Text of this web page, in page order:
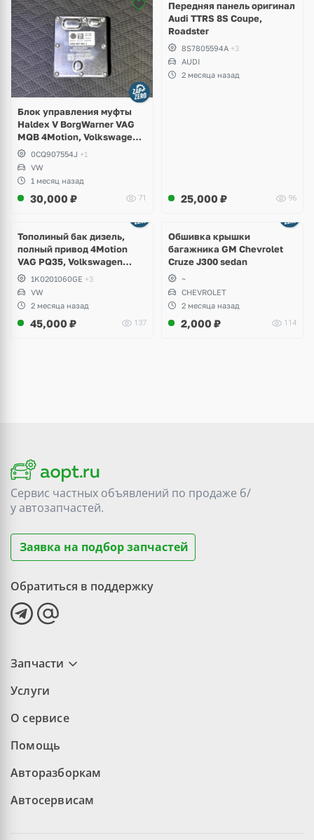
Блок управления муфты
Haldex V BorgWarner VAG
MQB 4Motion, Volkswagen
Tiguan
0CQ907554J +1
VW
1 месяц назад
30,000 ₽ 71
Передняя панель оригинал
Audi TTRS 8S Coupe,
Roadster
8S7805594A +3
AUDI
2 месяца назад
25,000 ₽ 96
Тополиный бак дизель,
полный привод 4Motion
VAG PQ35, Volkswagen
Scirocco, Golf V, VI, Skoda
Yeti, Octavia A5, Superb,
Audi A3, Seat Altea
1K0201060GE +3
VW
2 месяца назад
45,000 ₽ 137
Обшивка крышки
багажника GM Chevrolet
Cruze J300 sedan
~
CHEVROLET
2 месяца назад
2,000 ₽ 114
Сервис частных объявлений по продаже б/
уавтозапчастей.
Заявка на подбор запчастей
Обратиться в поддержку
Запчасти
Услуги
О сервисе
Помощь
Авторазборкам
Автосервисам